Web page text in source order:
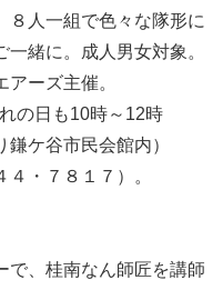
人一組で色々な隊形に
緒に。成人男女対象。
ーズ主催。
の日も10時～12時
ケ谷市民会館内）
・７８１７）。
、桂南なん師匠を講師